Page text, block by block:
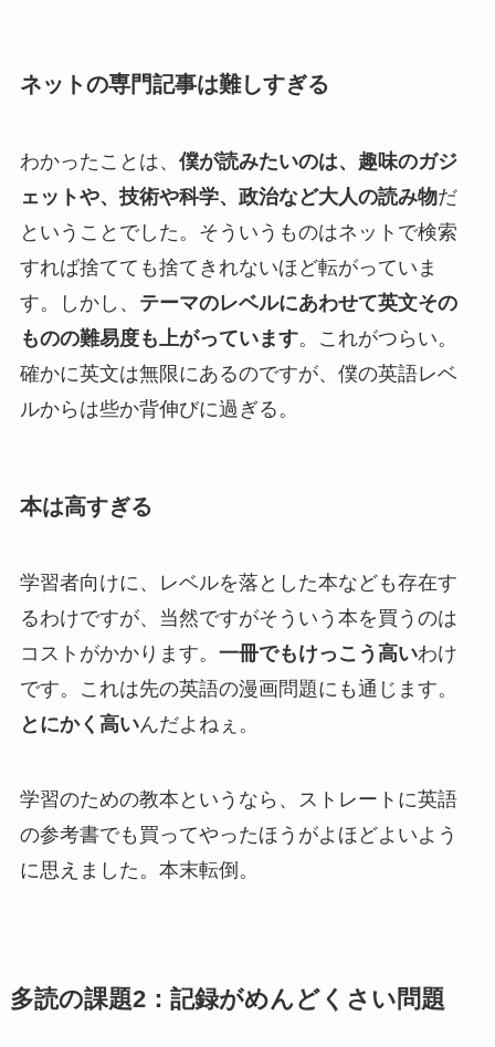
ネットの専門記事は難しすぎる
わかったことは、 僕が読みたいのは、趣味のガジ
ェットや、技術や科学、政治など大人の読み物だ
ということでした。そういうものはネットで検索
すれば捨てても捨てきれないほど転がっていま
す。しかし、 テーマのレベルにあわせて英文その
ものの難易度も上がっています。これがつらい。
確かに英文は無限にあるのですが、僕の英語レベ
ルからは些か背伸びに過ぎる。
本は高すぎる
学習者向けに、レベルを落とした本なども存在す
るわけですが、当然ですがそういう本を買うのは
コストがかかります。 一冊でもけっこう高いわけ
です。これは先の英語の漫画問題にも通じます。
とにかく高いんだよねぇ。
学習のための教本というなら、ストレートに英語
の参考書でも買ってやったほうがよほどよいよう
に思えました。本末転倒。
多読の課題2：記録がめんどくさい問題